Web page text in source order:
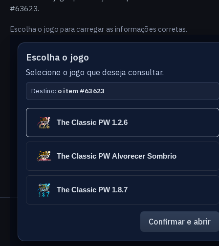
#63623.
Escolha o jogo para carregar as informações corretas.
Escolha o jogo
Selecione o jogo que deseja consultar.
Destino: o item #63623
Versão
banco
Idioma
The Classic PW 1.2.6
The Classic PW Alvorecer Sombrio
The Classic PW 1.8.7
Confirmar e abrir
- PW Database